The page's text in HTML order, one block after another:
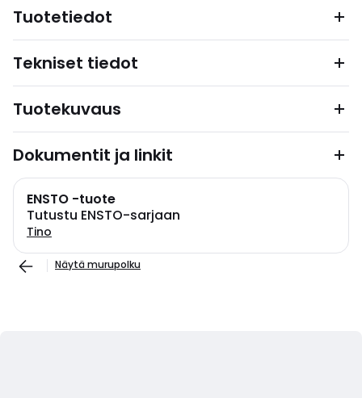
Tuotetiedot
Tekniset tiedot
Tuotekuvaus
Dokumentit ja linkit
ENSTO -tuote
Tutustu ENSTO-sarjaan
Tino
Näytä murupolku